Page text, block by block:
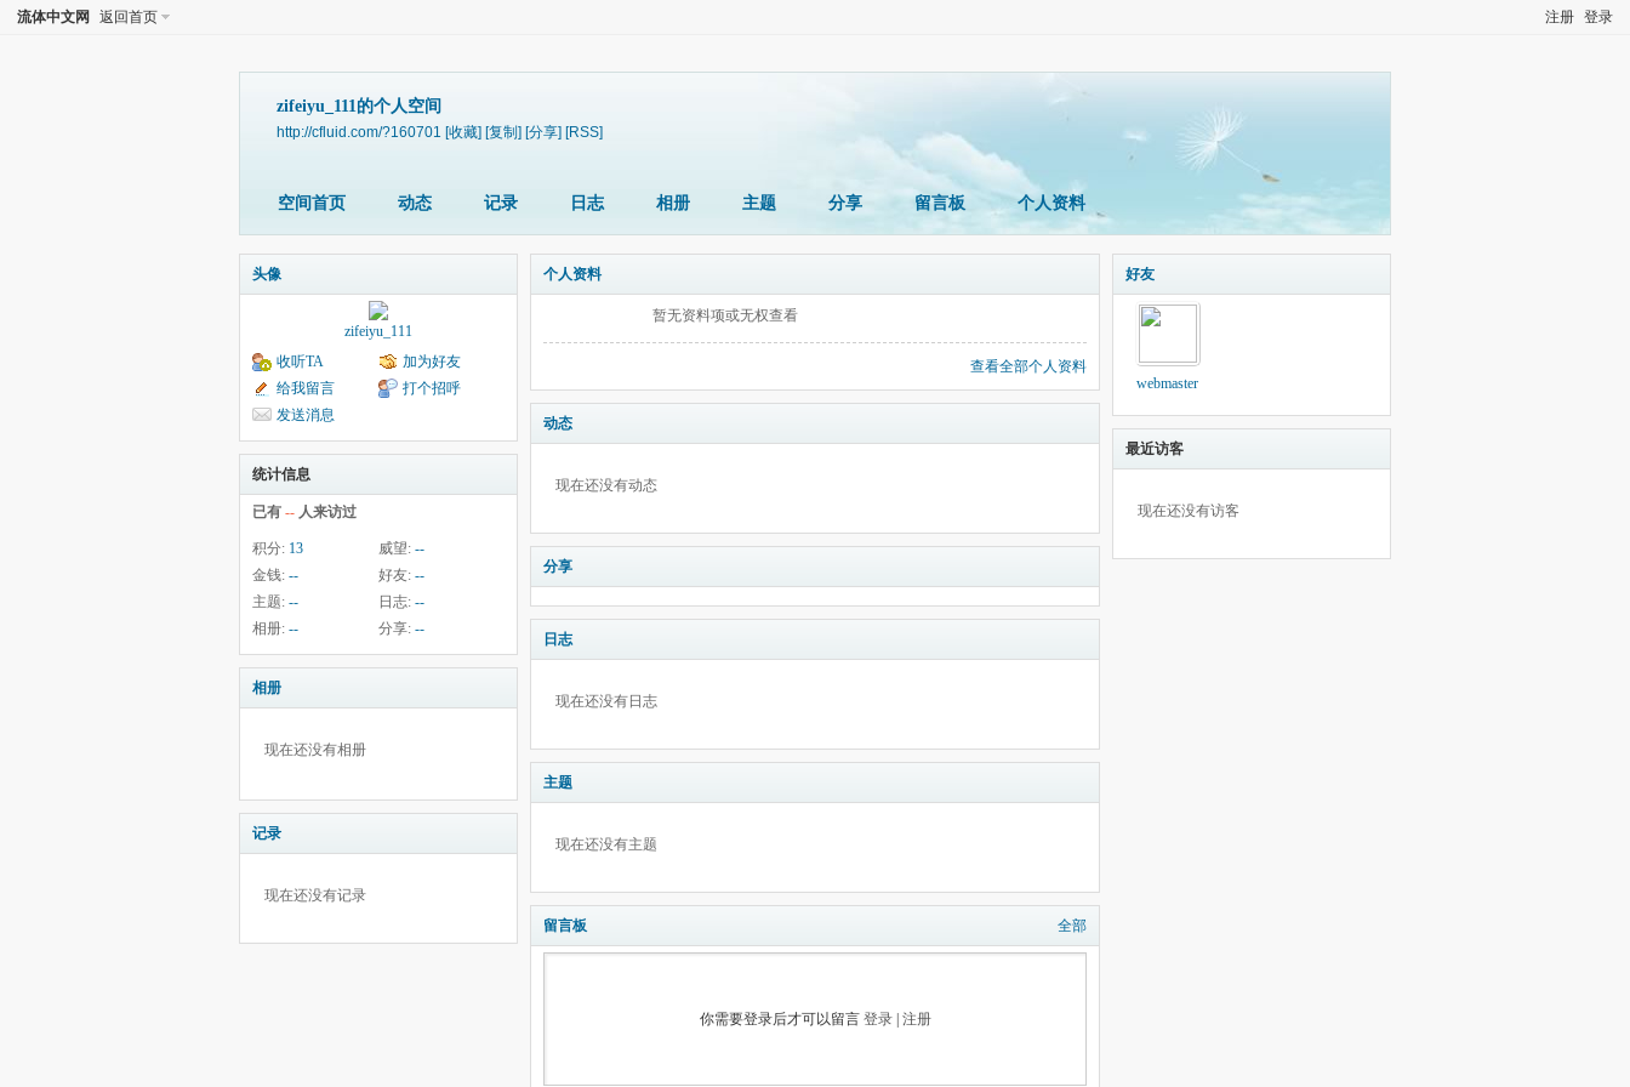
注册 登录
流体中文网 返回首页
zifeiyu_111的个人空间
http://cfluid.com/?160701 [收藏] [复制] [分享] [RSS]
空间首页 动态 记录 日志 相册 主题 分享 留言板 个人资料
头像
zifeiyu_111
收听TA
加为好友
给我留言
打个招呼
发送消息
统计信息
已有 -- 人来访过
积分: 13 威望: --
金钱: -- 好友: --
主题: -- 日志: --
相册: -- 分享: --
相册
现在还没有相册
记录
现在还没有记录
个人资料
暂无资料项或无权查看
查看全部个人资料
动态
现在还没有动态
分享
日志
现在还没有日志
主题
现在还没有主题
留言板 全部
你需要登录后才可以留言 登录| 注册
好友
webmaster
最近访客
现在还没有访客